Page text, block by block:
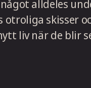
alldeles
otroliga skisser
liv när de blir